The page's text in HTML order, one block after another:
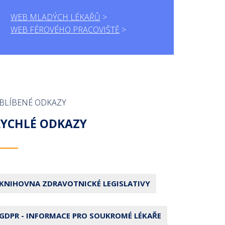
WEB MLADÝCH LÉKAŘŮ
WEB FÉROVÉHO PRACOVIŠTĚ
ODKAZY
ODKAZY
ZDRAVOTNICKÉ LEGISLATIVY
- INFORMACE PRO SOUKROMÉ LÉKAŘE